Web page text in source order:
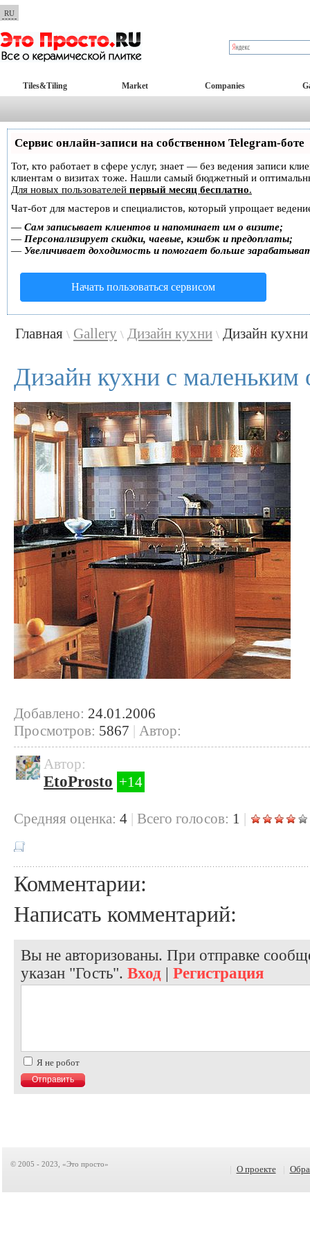
RU
Tiles&Tiling Market Companies
Сервис онлайн-записи на собственном Telegram-боте
Тот, кто работает в сфере услуг, знает — без ведения записи
клиентам о визитах тоже. Нашли самый бюджетный и
Для новых пользователей первый месяц бесплатно.
Чат-бот для мастеров и специалистов, который упрощает
— Сам записывает клиентов и напоминает им о визите;
— Персонализирует скидки, чаевые, кэшбэк и предоплаты;
— Увеличивает доходимость и помогает больше
Начать пользоваться сервисом
Главная \ Gallery \ Дизайн кухни \ Дизайн
Дизайн кухни с маленьким
Добавлено: 24.01.2006
Просмотров: 5867 | Автор:
Автор:
EtoProsto +14
Cредняя оценка: 4 | Всего голосов: 1 |
Комментарии:
Написать комментарий:
Вы не авторизованы. При отправке
указан "Гость". Вход | Регистрация
Я не робот
© 2005 - 2023, «Это просто» О проекте